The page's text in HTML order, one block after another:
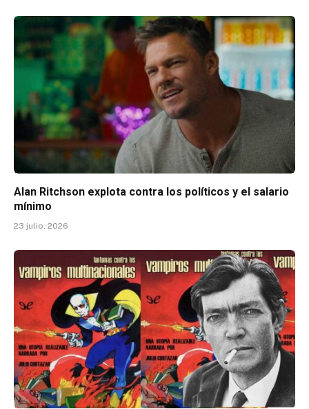
Alan Ritchson explota contra los políticos y el salario
mínimo
23 julio, 2026